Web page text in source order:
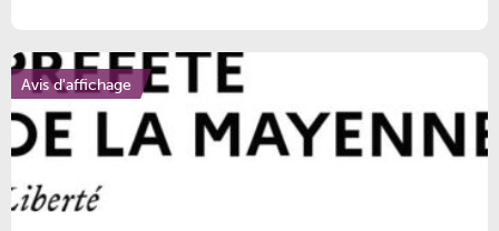
Avis d'affichage